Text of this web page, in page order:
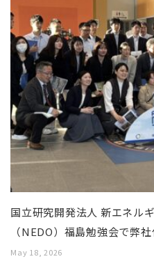
国立研究開発法人 新エネル
（NEDO）福島勉強会で弊
May 18, 2026